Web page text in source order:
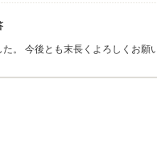
。 今後とも末長くよろしくお願